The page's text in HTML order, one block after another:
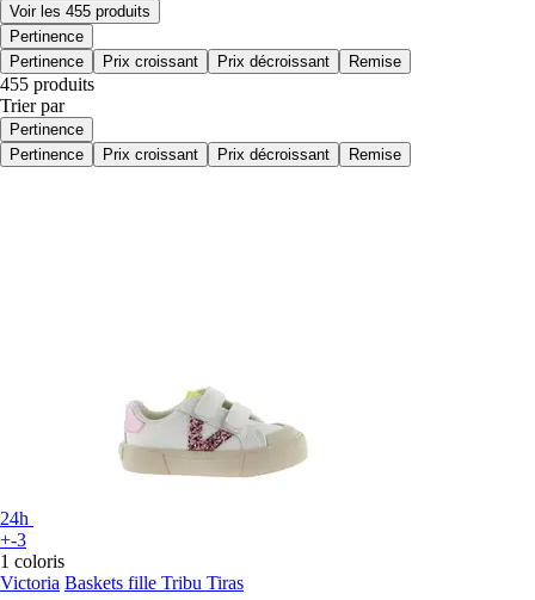
Voir les 455 produits
Pertinence
Pertinence
Prix croissant Prix décroissant Remise
455 produits
Trier par
Pertinence
Pertinence
Prix croissant Prix décroissant Remise
24h
+-3
1 coloris
Victoria Baskets fille Tribu Tiras